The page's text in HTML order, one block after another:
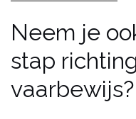
Neem je
stap
vaarbewijs?